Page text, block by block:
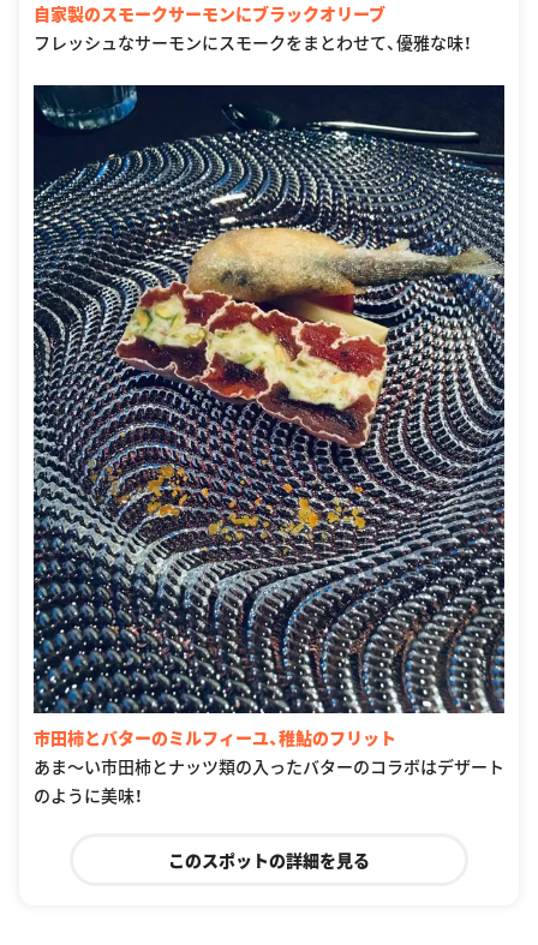
自家製のスモークサーモンにブラックオリーブ
フレッシュなサーモンにスモークをまとわせて、優雅な味！
市田柿とバターのミルフィーユ、稚鮎のフリット
あま〜い市田柿とナッツ類の入ったバターのコラボはデザート
のように美味！
このスポットの詳細を見る